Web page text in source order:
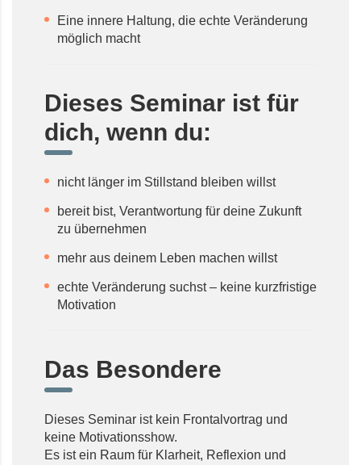
Eine innere Haltung, die echte Veränderung
möglich macht
Dieses Seminar ist für
dich, wenn du:
nicht länger im Stillstand bleiben willst
bereit bist, Verantwortung für deine Zukunft
zu übernehmen
mehr aus deinem Leben machen willst
echte Veränderung suchst – keine kurzfristige
Motivation
Das Besondere
Dieses Seminar ist kein Frontalvortrag und
keine Motivationsshow.
Es ist ein Raum für Klarheit, Reflexion und